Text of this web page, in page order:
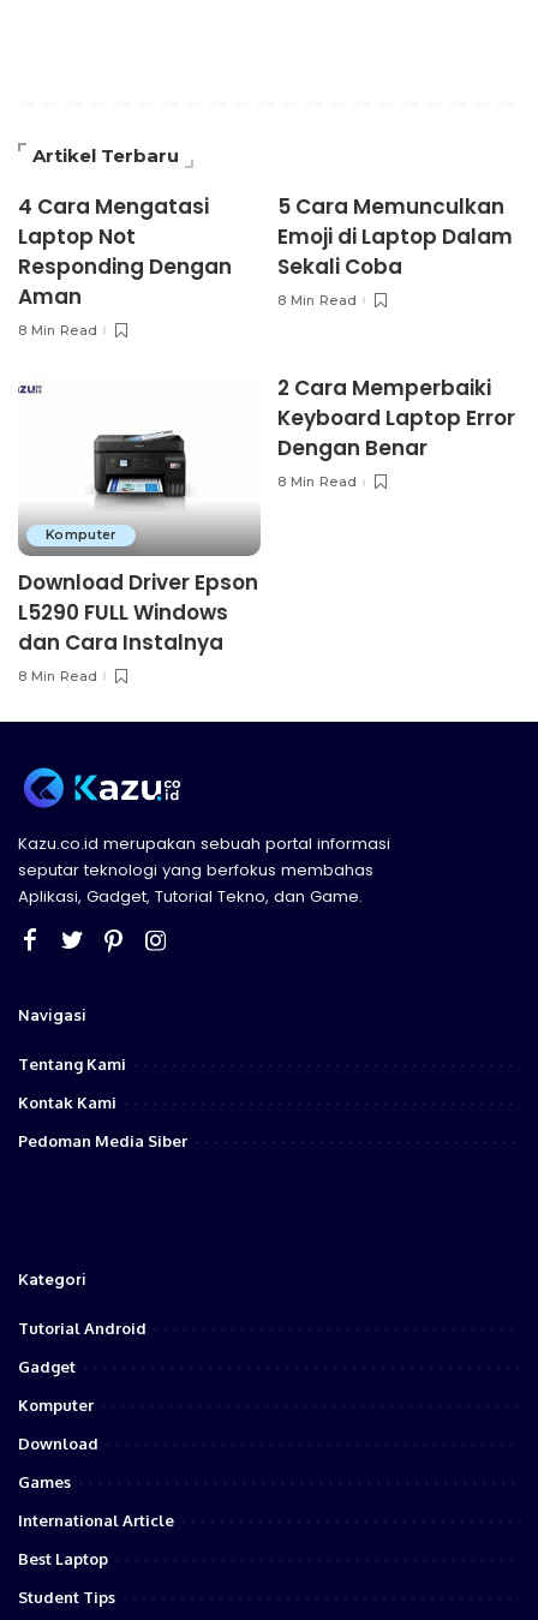
Artikel Terbaru
4 Cara Mengatasi
Laptop Not
Responding Dengan
Aman
8 Min Read
5 Cara Memunculkan
Emoji di Laptop Dalam
Sekali Coba
8 Min Read
Komputer
Download Driver Epson
L5290 FULL Windows
dan Cara Instalnya
8 Min Read
2 Cara Memperbaiki
Keyboard Laptop Error
Dengan Benar
8 Min Read
Kazu.co.id merupakan sebuah portal informasi
seputar teknologi yang berfokus membahas
Aplikasi, Gadget, Tutorial Tekno, dan Game.
Navigasi
Tentang Kami
Kontak Kami
Pedoman Media Siber
Kategori
Tutorial Android
Gadget
Komputer
Download
Games
International Article
Best Laptop
Student Tips